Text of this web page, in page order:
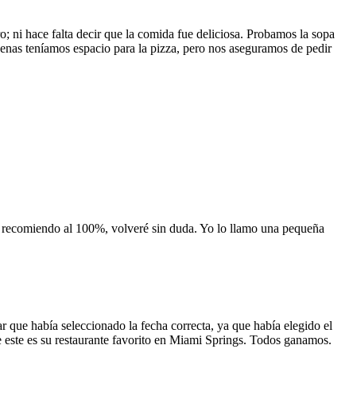
ni hace falta decir que la comida fue deliciosa. Probamos la sopa
teníamos espacio para la pizza, pero nos aseguramos de pedir
al 100%, volveré sin duda. Yo lo llamo una pequeña
había seleccionado la fecha correcta, ya que había elegido el
es su restaurante favorito en Miami Springs. Todos ganamos.